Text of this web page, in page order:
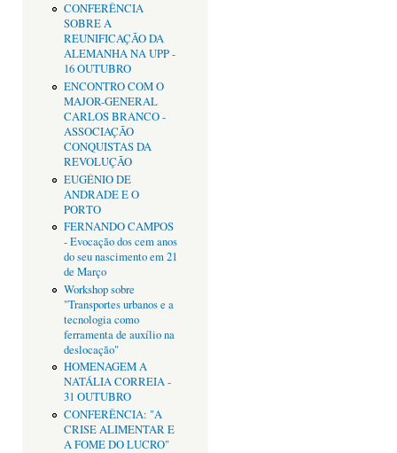
CONFERÊNCIA
SOBRE A
REUNIFICAÇÃO DA
ALEMANHA NA UPP -
16 OUTUBRO
ENCONTRO COM O
MAJOR-GENERAL
CARLOS BRANCO -
ASSOCIAÇÃO
CONQUISTAS DA
REVOLUÇÃO
EUGÉNIO DE
ANDRADE E O
PORTO
FERNANDO CAMPOS
- Evocação dos cem anos
do seu nascimento em 21
de Março
Workshop sobre
"Transportes urbanos e a
tecnologia como
ferramenta de auxílio na
deslocação"
HOMENAGEM A
NATÁLIA CORREIA -
31 OUTUBRO
CONFERÊNCIA: "A
CRISE ALIMENTAR E
A FOME DO LUCRO"